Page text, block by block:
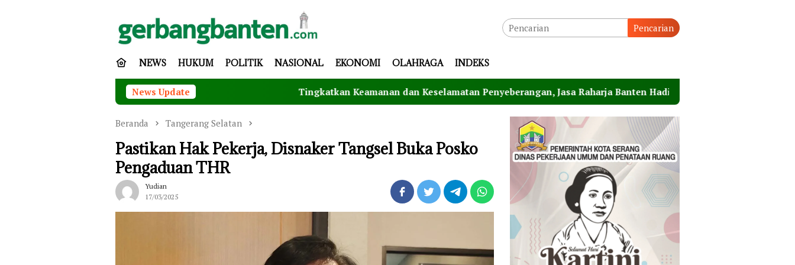
Pencarian
NEWS HUKUM POLITIK NASIONAL EKONOMI OLAHRAGA INDEKS
News Update Tingkatkan Keamanan dan Keselamatan Penyeberangan, Jasa Raharja Banten Hadiri Peresmian Sterilisasi Pelabuhan Merak
Beranda Tangerang Selatan
Pastikan Hak Pekerja, Disnaker Tangsel Buka Posko
Pengaduan THR
Yudian
17/03/2025